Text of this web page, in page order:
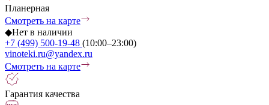
Планерная
Смотреть на карте
◆Нет в наличии
+7 (499) 500-19-48 (10:00–23:00)
vinoteki.ru@yandex.ru
Смотреть на карте
Гарантия качества